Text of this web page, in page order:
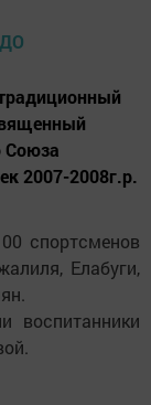
Союза
2007-2008г.р.
спортсменов
Елабуги,
воспитанники